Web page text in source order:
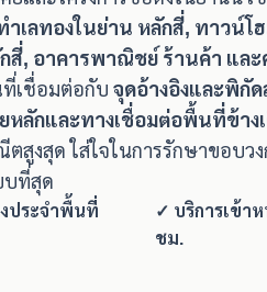
ำเลทองในย่าน หลักสี่, ทาวน์
สี่, อาคารพาณิชย์ ร้านค้า แล
ที่เชื่อมต่อกับ จุดอ้างอิงและพิกั
หลักและทางเชื่อมต่อพื้นที่ข้าง
ตสูงสุด ใส่ใจในการรักษาขอบ
ที่สุด
ประจำพื้นที่
✓ บริการเข้า
ชม.